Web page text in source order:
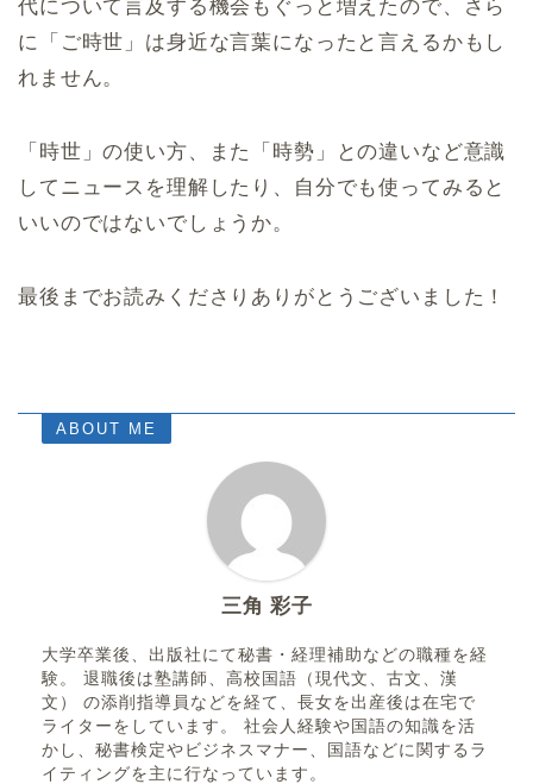
代について言及する機会もぐっと増えたので、さら
に「ご時世」は身近な言葉になったと言えるかもし
れません。
「時世」の使い方、また「時勢」との違いなど意識
してニュースを理解したり、自分でも使ってみると
いいのではないでしょうか。
最後までお読みくださりありがとうございました！
ABOUT ME
三角 彩子
大学卒業後、出版社にて秘書・経理補助などの職種を経
験。 退職後は塾講師、高校国語（現代文、古文、漢
文） の添削指導員などを経て、長女を出産後は在宅で
ライターをしています。 社会人経験や国語の知識を活
かし、秘書検定やビジネスマナー、国語などに関するラ
イティングを主に行なっています。